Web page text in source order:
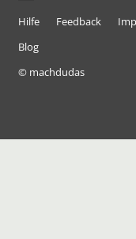
Hilfe Feedback
Blog
© machdudas